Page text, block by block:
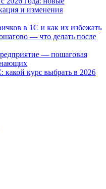
и изменения
в 1С и как их избежать
— что делать после
— пошаговая
какой курс выбрать в 2026